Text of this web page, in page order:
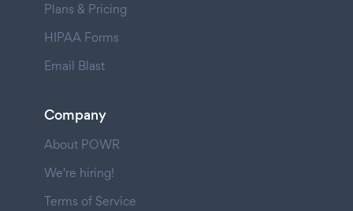
Plans & Pricing
HIPAA Forms
Email Blast
Company
About POWR
We're hiring!
Terms of Service